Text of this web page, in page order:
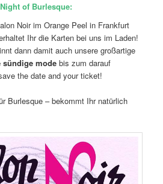
of Burlesque:
Noir im Orange Peel in Frankfurt
Ihr die Karten bei uns im Laden!
dann damit auch unsere großartige
sündige mode bis zum darauf
the date and your ticket!
Burlesque – bekommt Ihr natürlich